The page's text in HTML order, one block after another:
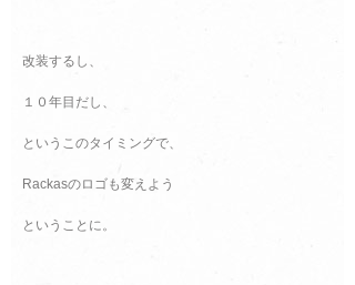
改装するし、
１０年目だし、
というこのタイミングで、
Rackasのロゴも変えよう
ということに。